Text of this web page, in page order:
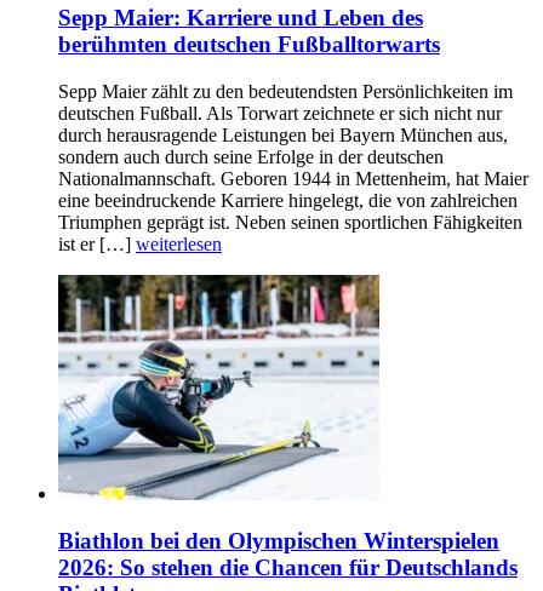
Sepp Maier: Karriere und Leben des
berühmten deutschen Fußballtorwarts
Sepp Maier zählt zu den bedeutendsten Persönlichkeiten im
deutschen Fußball. Als Torwart zeichnete er sich nicht nur
durch herausragende Leistungen bei Bayern München aus,
sondern auch durch seine Erfolge in der deutschen
Nationalmannschaft. Geboren 1944 in Mettenheim, hat Maier
eine beeindruckende Karriere hingelegt, die von zahlreichen
Triumphen geprägt ist. Neben seinen sportlichen Fähigkeiten
ist er […] weiterlesen
Biathlon bei den Olympischen Winterspielen
2026: So stehen die Chancen für Deutschlands